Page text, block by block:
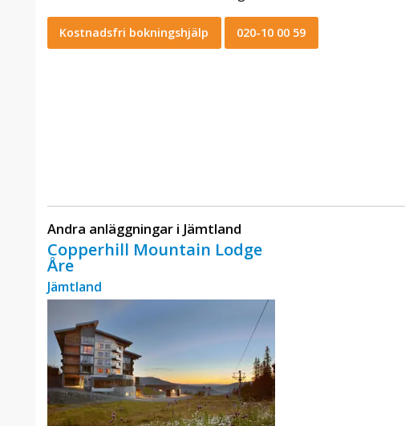
Kostnadsfri bokningshjälp 020-10 00 59
Andra anläggningar i Jämtland
Copperhill Mountain Lodge
Åre
Jämtland